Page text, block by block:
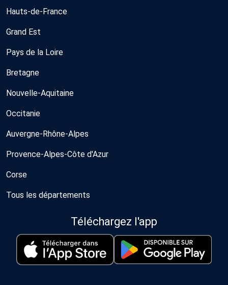
Hauts-de-France
Grand Est
Pays de la Loire
Bretagne
Nouvelle-Aquitaine
Occitanie
Auvergne-Rhône-Alpes
Provence-Alpes-Côte d'Azur
Corse
Tous les départements
Téléchargez l'app